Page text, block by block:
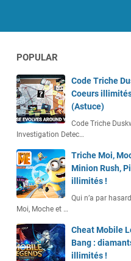
POPULAR
Code Triche
Coeurs
(Astuce)
Code Triche
Investigation Detec…
Triche Moi,
Minion Rush,
illimités !
Qui n’a par
Moi, Moche et …
Cheat Mobile
Bang :
illimités !